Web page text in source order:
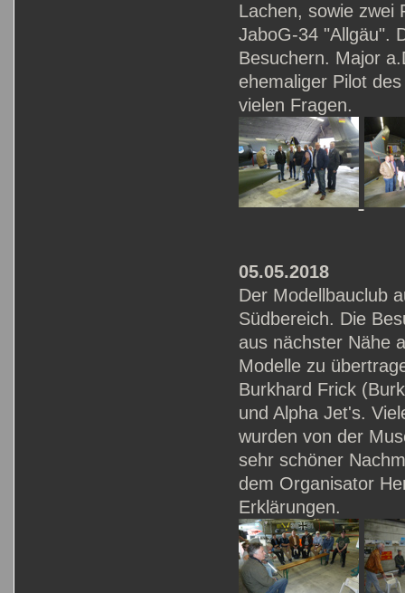
Lachen, sowie zwei
JaboG-34 "Allgäu".
Besuchern. Major
ehemaliger Pilot
vielen Fragen.
05.05.2018
Der Modellbauclub
Südbereich. Die
aus nächster Nähe
Modelle zu
Burkhard Frick
und Alpha Jet's.
wurden von der
sehr schöner
dem Organisator
Erklärungen.